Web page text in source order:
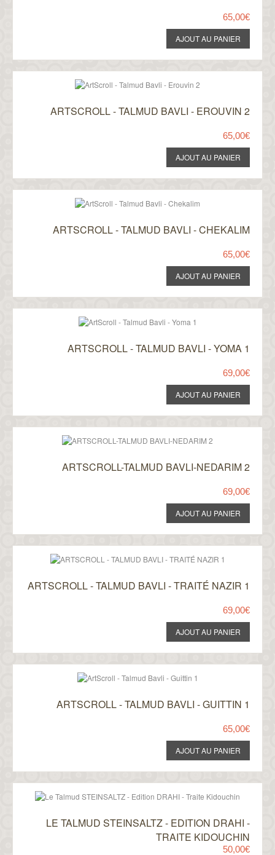
65,00€
ARTSCROLL - TALMUD BAVLI - EROUVIN 2
65,00€
ARTSCROLL - TALMUD BAVLI - CHEKALIM
65,00€
ARTSCROLL - TALMUD BAVLI - YOMA 1
69,00€
ARTSCROLL-TALMUD BAVLI-NEDARIM 2
69,00€
ARTSCROLL - TALMUD BAVLI - TRAITÉ NAZIR 1
69,00€
ARTSCROLL - TALMUD BAVLI - GUITTIN 1
65,00€
LE TALMUD STEINSALTZ - EDITION DRAHI -
TRAITE KIDOUCHIN
50,00€